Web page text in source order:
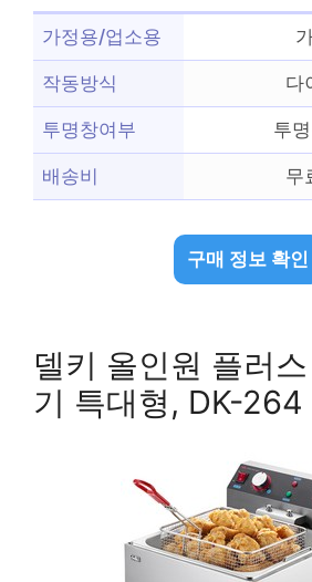
가정용/업소용
작동방식 다
투명창여부 투
배송비 무
구매 정보 확인
델키 올인원 플러
기 특대형, DK-264